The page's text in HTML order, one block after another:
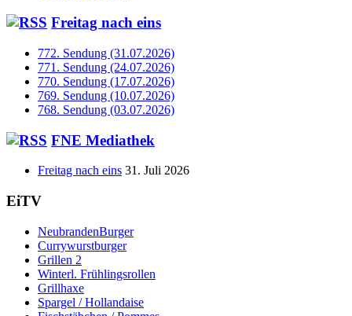
Freitag nach eins
772. Sendung (31.07.2026)
771. Sendung (24.07.2026)
770. Sendung (17.07.2026)
769. Sendung (10.07.2026)
768. Sendung (03.07.2026)
FNE Mediathek
Freitag nach eins 31. Juli 2026
EiTV
NeubrandenBurger
Currywurstburger
Grillen 2
Winterl. Frühlingsrollen
Grillhaxe
Spargel / Hollandaise